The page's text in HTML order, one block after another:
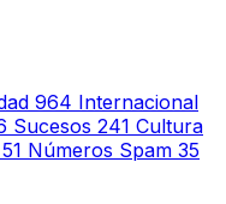
964 Internacional
Sucesos 241 Cultura
51 Números Spam 35